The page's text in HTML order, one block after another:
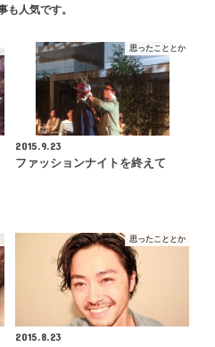
も人気です。
思ったこととか
2015.9.23
ファッションナイトを終えて
思ったこととか
2015.8.23